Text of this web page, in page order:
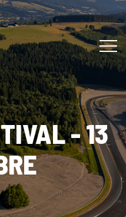
- 13